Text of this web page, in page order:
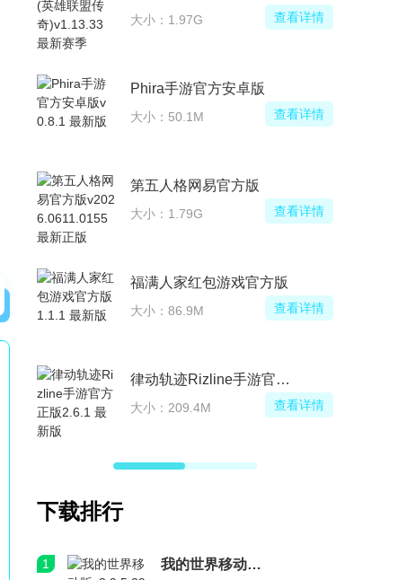
大小：1.97G 查看详情
Phira手游官方安卓版
大小：50.1M 查看详情
第五人格网易官方版
大小：1.79G 查看详情
福满人家红包游戏官方版
大小：86.9M 查看详情
律动轨迹Rizline手游官方正版
大小：209.4M 查看详情
下载排行
1 我的世界移动版v3.9.5.297103 最新版